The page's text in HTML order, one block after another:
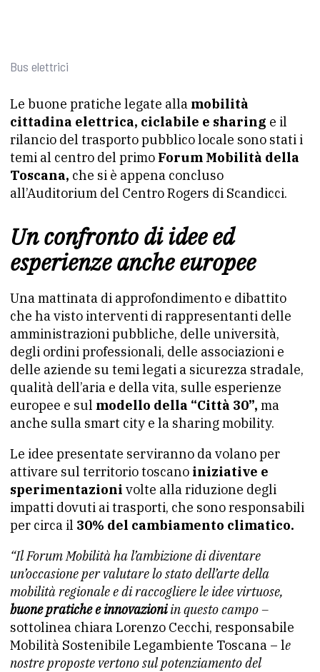
Bus elettrici
Le buone pratiche legate alla mobilità
cittadina elettrica, ciclabile e sharing e il
rilancio del trasporto pubblico locale sono stati i
temi al centro del primo Forum Mobilità della
Toscana, che si è appena concluso
all’Auditorium del Centro Rogers di Scandicci.
Un confronto di idee ed
esperienze anche europee
Una mattinata di approfondimento e dibattito
che ha visto interventi di rappresentanti delle
amministrazioni pubbliche, delle università,
degli ordini professionali, delle associazioni e
delle aziende su temi legati a sicurezza stradale,
qualità dell’aria e della vita, sulle esperienze
europee e sul modello della “Città 30”, ma
anche sulla smart city e la sharing mobility.
Le idee presentate serviranno da volano per
attivare sul territorio toscano iniziative e
sperimentazioni volte alla riduzione degli
impatti dovuti ai trasporti, che sono responsabili
per circa il 30% del cambiamento climatico.
“Il Forum Mobilità ha l’ambizione di diventare
un’occasione per valutare lo stato dell’arte della
mobilità regionale e di raccogliere le idee virtuose,
buone pratiche e innovazioniin questo campo –
sottolinea chiara Lorenzo Cecchi, responsabile
Mobilità Sostenibile Legambiente Toscana – le
nostre proposte vertono sul potenziamento del